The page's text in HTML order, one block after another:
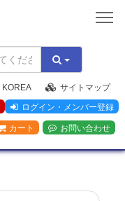
KOREA
サイトマップ
ログイン・メンバー登録
カート お問い合わせ